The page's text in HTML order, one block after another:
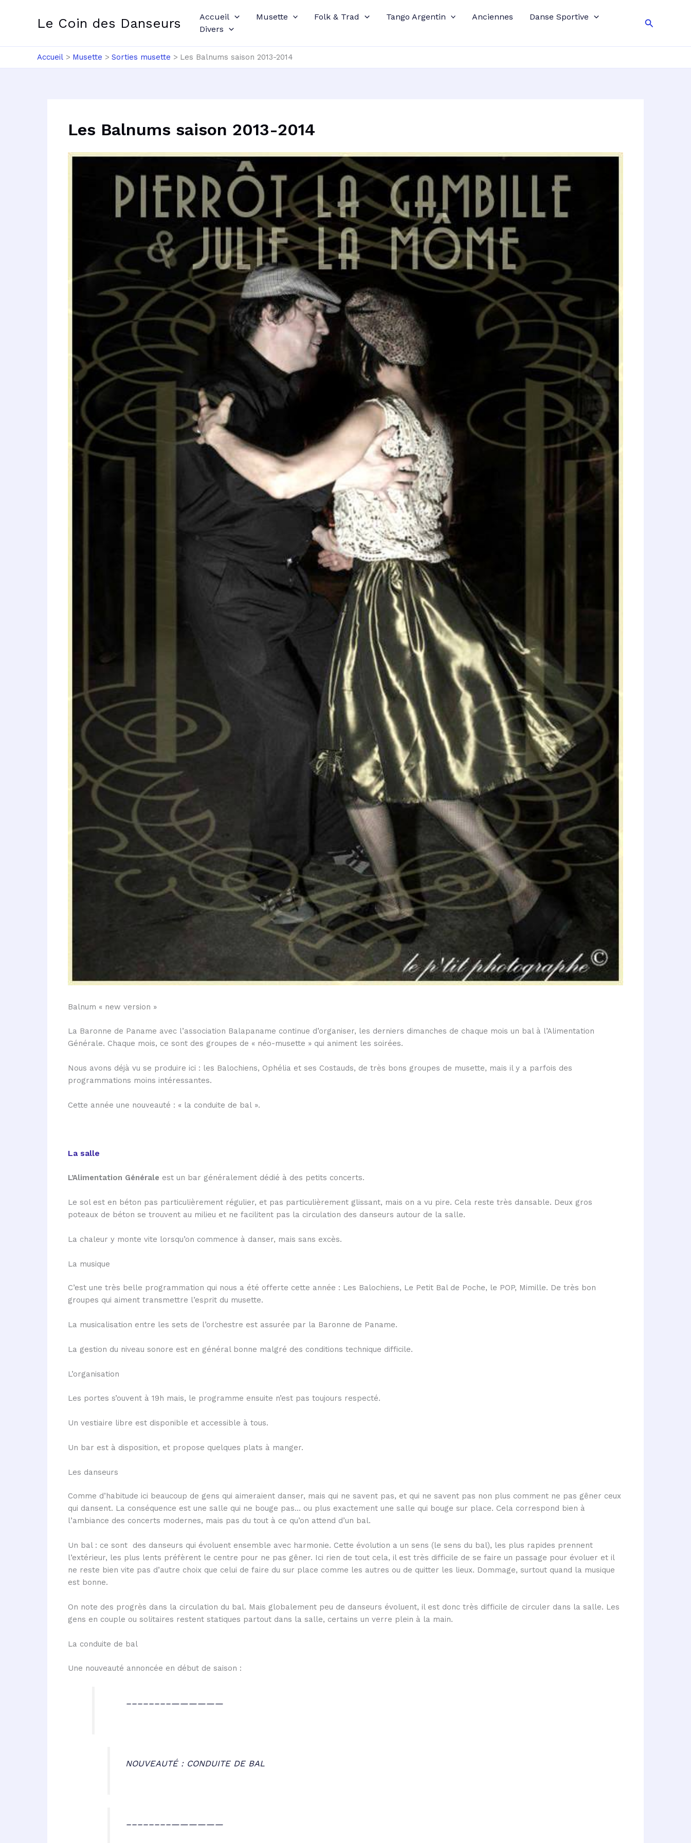
Le Coin des Danseurs Accueil Musette Folk & Trad Tango Argentin Anciennes
Danse Sportive
Divers
Accueil Musette Sorties musette Les Balnums saison 2013-2014
Les Balnums saison 2013-2014
Balnum « new version »
La Baronne de Paname avec l’association Balapaname continue d’organiser, les derniers dimanches de chaque mois un bal à l’Alimentation
Générale. Chaque mois, ce sont des groupes de « néo-musette » qui animent les soirées.
Nous avons déjà vu se produire ici : les Balochiens, Ophélia et ses Costauds, de très bons groupes de musette, mais il y a parfois des
programmations moins intéressantes.
Cette année une nouveauté : « la conduite de bal ».
La salle
L’Alimentation Générale est un bar généralement dédié à des petits concerts.
Le sol est en béton pas particulièrement régulier, et pas particulièrement glissant, mais on a vu pire. Cela reste très dansable. Deux gros
poteaux de béton se trouvent au milieu et ne facilitent pas la circulation des danseurs autour de la salle.
La chaleur y monte vite lorsqu’on commence à danser, mais sans excès.
La musique
C’est une très belle programmation qui nous a été offerte cette année : Les Balochiens, Le Petit Bal de Poche, le POP, Mimille. De très bon
groupes qui aiment transmettre l’esprit du musette.
La musicalisation entre les sets de l’orchestre est assurée par la Baronne de Paname.
La gestion du niveau sonore est en général bonne malgré des conditions technique difficile.
L’organisation
Les portes s’ouvent à 19h mais, le programme ensuite n’est pas toujours respecté.
Un vestiaire libre est disponible et accessible à tous.
Un bar est à disposition, et propose quelques plats à manger.
Les danseurs
Comme d’habitude ici beaucoup de gens qui aimeraient danser, mais qui ne savent pas, et qui ne savent pas non plus comment ne pas gêner ceux
qui dansent. La conséquence est une salle qui ne bouge pas… ou plus exactement une salle qui bouge sur place. Cela correspond bien à
l’ambiance des concerts modernes, mais pas du tout à ce qu’on attend d’un bal.
Un bal : ce sont des danseurs qui évoluent ensemble avec harmonie. Cette évolution a un sens (le sens du bal), les plus rapides prennent
l’extérieur, les plus lents préfèrent le centre pour ne pas gêner. Ici rien de tout cela, il est très difficile de se faire un passage pour évoluer et il
ne reste bien vite pas d’autre choix que celui de faire du sur place comme les autres ou de quitter les lieux. Dommage, surtout quand la musique
est bonne.
On note des progrès dans la circulation du bal. Mais globalement peu de danseurs évoluent, il est donc très difficile de circuler dans la salle. Les
gens en couple ou solitaires restent statiques partout dans la salle, certains un verre plein à la main.
La conduite de bal
Une nouveauté annoncée en début de saison :
––––––––——————
NOUVEAUTÉ : CONDUITE DE BAL
––––––––——————